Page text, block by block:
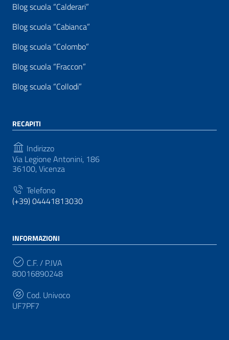
Blog scuola “Calderari”
Blog scuola “Cabianca”
Blog scuola “Colombo”
Blog scuola “Fraccon”
Blog scuola “Collodi”
RECAPITI
Indirizzo
Via Legione Antonini, 186
36100, Vicenza
Telefono
(+39) 04441813030
INFORMAZIONI
C.F. / P.IVA
80016890248
Cod. Univoco
UF7PF7